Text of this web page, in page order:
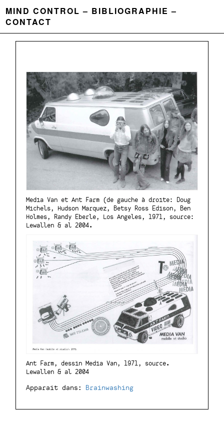
MIND CONTROL
BIBLIOGRAPHIE
CONTACT
Media Van et Ant Farm (de gauche à droite: Doug
Michels, Hudson Marquez, Betsy Ross Edison, Ben
Holmes, Randy Eberle, Los Angeles, 1971, source:
Lewallen & al 2004.
Ant Farm, dessin Media Van, 1971, source.
Lewallen & al 2004
Apparait dans: Brainwashing